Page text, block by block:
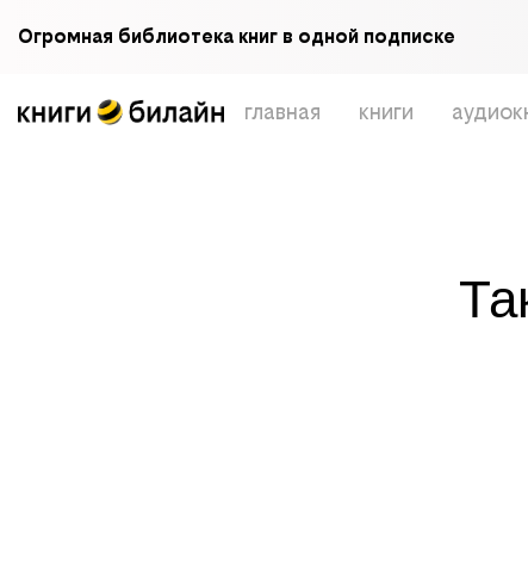
Огромная библиотека книг в одной подписке
главная книги